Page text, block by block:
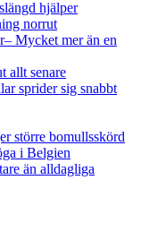
hjälper
norrut
Mycket mer än en
allt senare
sprider sig snabbt
större bomullsskörd
i Belgien
än alldagliga